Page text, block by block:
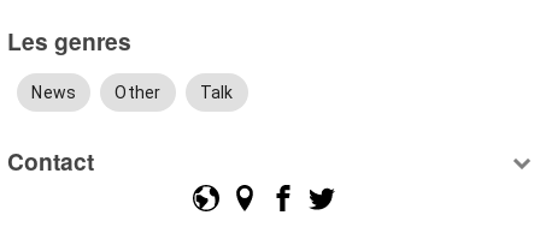
Les genres
News Other Talk
Contact